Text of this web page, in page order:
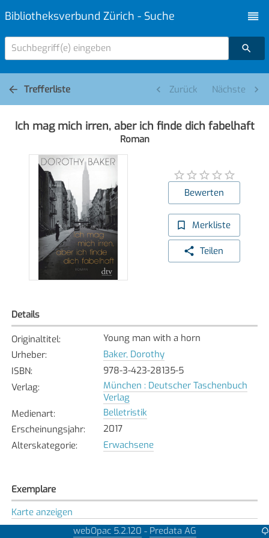
Bibliotheksverbund Zürich - Suche
Suchbegriff(e) eingeben
Trefferliste Zurück Nächste
Ich mag mich irren, aber ich finde dich fabelhaft
Roman
Bewerten
Merkliste
Teilen
Details
Originaltitel:
Young man with a horn
Urheber:
Baker, Dorothy
ISBN:
978-3-423-28135-5
Verlag:
München : Deutscher Taschenbuch
Verlag
Medienart:
Belletristik
Erscheinungsjahr:
2017
Alterskategorie: Erwachsene
Exemplare
Karte anzeigen
Dübendorf
webOpac 5.2.120 - Predata AG